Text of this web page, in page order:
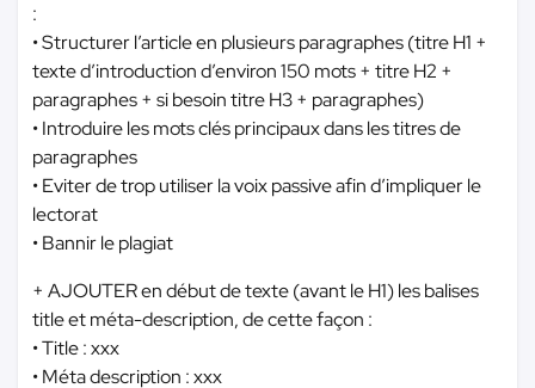
:
• Structurer l’article en plusieurs paragraphes (titre H1 +
texte d’introduction d’environ 150 mots + titre H2 +
paragraphes + si besoin titre H3 + paragraphes)
• Introduire les mots clés principaux dans les titres de
paragraphes
• Eviter de trop utiliser la voix passive afin d’impliquer le
lectorat
• Bannir le plagiat
+ AJOUTER en début de texte (avant le H1) les balises
title et méta-description, de cette façon :
• Title : xxx
• Méta description : xxx